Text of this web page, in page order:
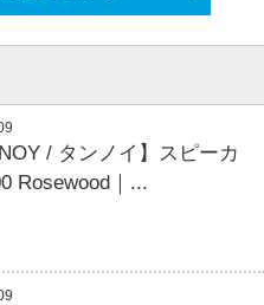
/ タンノイ】スピーカ
Rosewood｜...